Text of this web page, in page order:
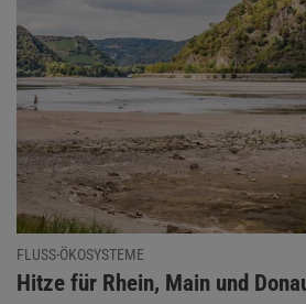
FLUSS-ÖKOSYSTEME
:
Hitze für Rhein, Main und